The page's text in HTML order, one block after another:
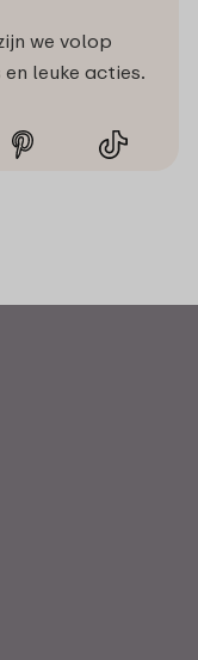
we volop
en leuke acties.